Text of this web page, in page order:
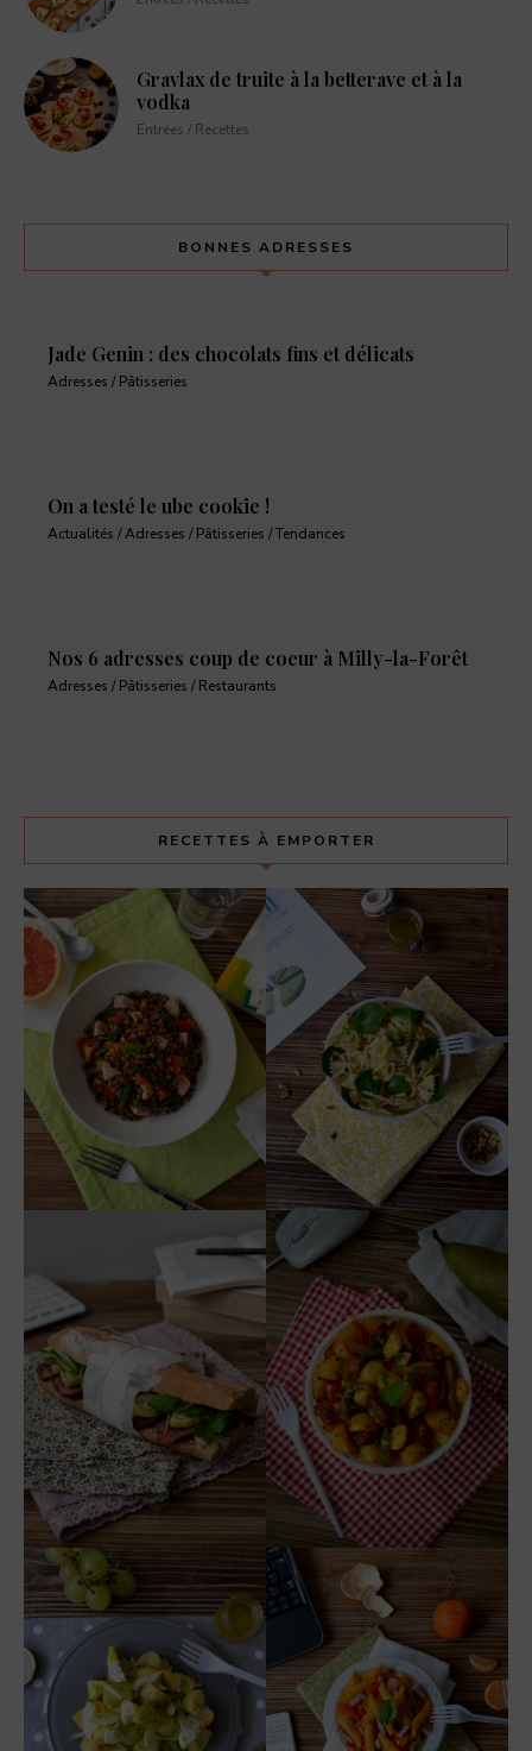
Gravlax de truite à la betterave et à la
vodka
Entrées / Recettes
BONNES ADRESSES
Jade Genin : des chocolats fins et délicats
Adresses / Pâtisseries
On a testé le ube cookie !
Actualités / Adresses / Pâtisseries / Tendances
Nos 6 adresses coup de coeur à Milly-la-Forêt
Adresses / Pâtisseries / Restaurants
RECETTES À EMPORTER